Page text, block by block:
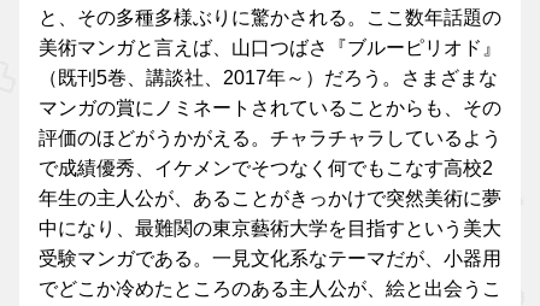
と、その多種多様ぶりに驚かされる。ここ数年話題の
美術マンガと言えば、山口つばさ『ブルーピリオド』
（既刊5巻、講談社、2017年～）だろう。さまざまな
マンガの賞にノミネートされていることからも、その
評価のほどがうかがえる。チャラチャラしているよう
で成績優秀、イケメンでそつなく何でもこなす高校2
年生の主人公が、あることがきっかけで突然美術に夢
中になり、最難関の東京藝術大学を目指すという美大
受験マンガである。一見文化系なテーマだが、小器用
でどこか冷めたところのある主人公が、絵と出会うこ